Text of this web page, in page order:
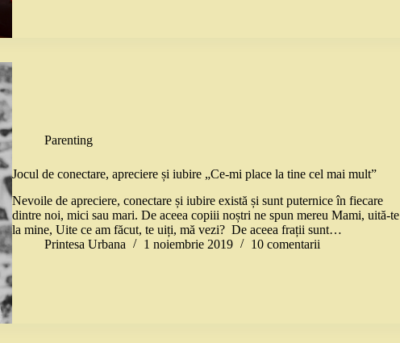
Parenting
Jocul de conectare, apreciere și iubire „Ce-mi place la tine cel mai mult”
Nevoile de apreciere, conectare și iubire există și sunt puternice în fiecare
dintre noi, mici sau mari. De aceea copiii noștri ne spun mereu Mami, uită-te
la mine, Uite ce am făcut, te uiți, mă vezi? De aceea frații sunt…
Printesa Urbana
1 noiembrie 2019 10 comentarii